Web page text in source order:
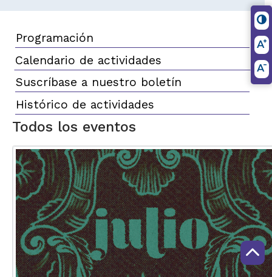
Programación
Calendario de actividades
Suscríbase a nuestro boletín
Histórico de actividades
Todos los eventos